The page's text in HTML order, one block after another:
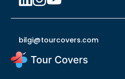
bilgi@tourcovers.com